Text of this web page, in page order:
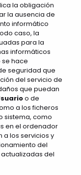
la obligación
la ausencia de
informático
caso, la
para la
informáticos
se hace
seguridad que
del servicio de
que puedan
o de
a los ficheros
sistema, como
en el ordenador
los servicios y
del
del